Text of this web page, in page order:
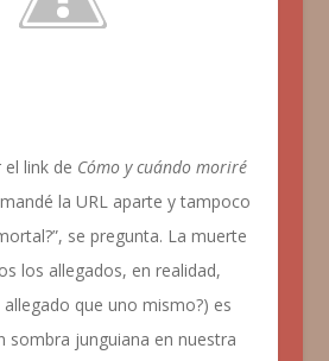
el link de Cómo y cuándo moriré
la URL aparte y tampoco
se pregunta. La muerte
los allegados, en realidad,
que uno mismo?) es
sombra junguiana en nuestra